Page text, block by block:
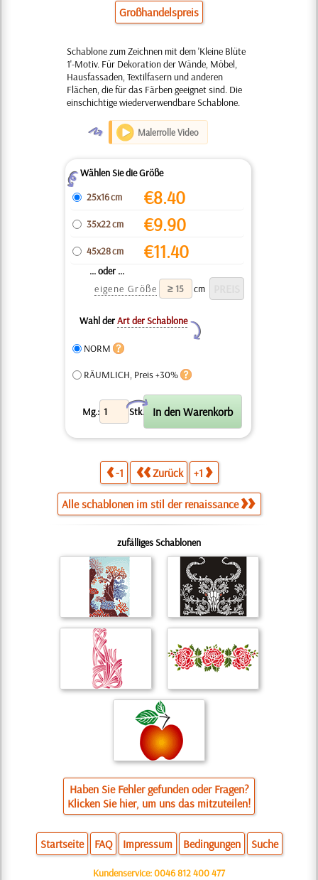
Großhandelspreis
Schablone zum Zeichnen mit dem 'Kleine Blüte
1'-Motiv. Für Dekoration der Wände, Möbel,
Hausfassaden, Textilfasern und anderen
Flächen, die für das Färben geeignet sind. Die
einschichtige wiederverwendbare Schablone.
O Malerrolle Video
ZWählen Sie die Größe
25x16 cm
€8.40
35x22 cm €9.90
45x28 cm €11.40
... oder ...
eigene Größe
cm
Wahl derArt der Schablone
Y
NORM
RÄUMLICH, Preis +30%
Mg.: Stk.
X
-1 Zurück +1
Alle schablonen im stil der renaissance
zufälliges Schablonen
Haben Sie Fehler gefunden oder Fragen?
Klicken Sie hier, um uns das mitzuteilen!
Startseite FAQ Impressum Bedingungen Suche
Kundenservice:0046 812 400 477